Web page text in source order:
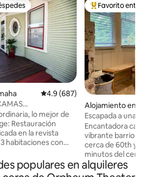
Calificación promedio: 4.9 de
4.9 (687)
lo mejor de
en la revista
habitaciones con
queen + sábanas
1 baño de
Favorito entre
Favorito entre
Alojamiento en
Escapada a una
jacuzzi y
Encantadora
vibrante barrio de
cerca de 60th y
minutos del
de convenciones,
zoológico y
populares en alquileres